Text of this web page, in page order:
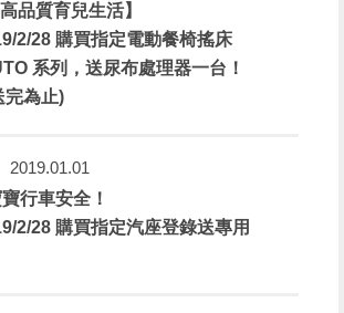
品質育兒生活】
2/28 購買指定電動餐椅搖床
系列，送尿布處理器一台！
完為止)
2019.01.01
行車安全！
2/28 購買指定汽座登錄送專用